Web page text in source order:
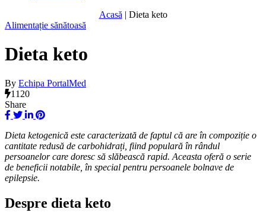
Acasă | Dieta keto
Alimentație sănătoasă
Dieta keto
By Echipa PortalMed
1120
Share
Dieta ketogenică este caracterizată de faptul că are în compoziție o
cantitate redusă de carbohidrați, fiind populară în rândul
persoanelor care doresc să slăbească rapid. Aceasta oferă o serie
de beneficii notabile, în special pentru persoanele bolnave de
epilepsie.
Despre dieta keto